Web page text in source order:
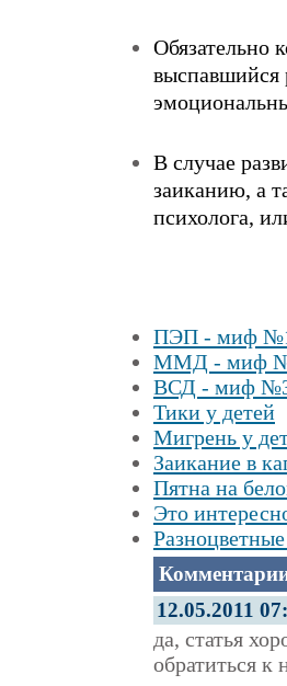
Обязательно
выспавшийся
В случае
заиканию, а
психолога,
ПЭП - миф
ММД - миф
ВСД - миф
Тики у детей
Мигрень у
Заикание в
Пятна на
Это
12.05.2011
да, статья
обратиться к